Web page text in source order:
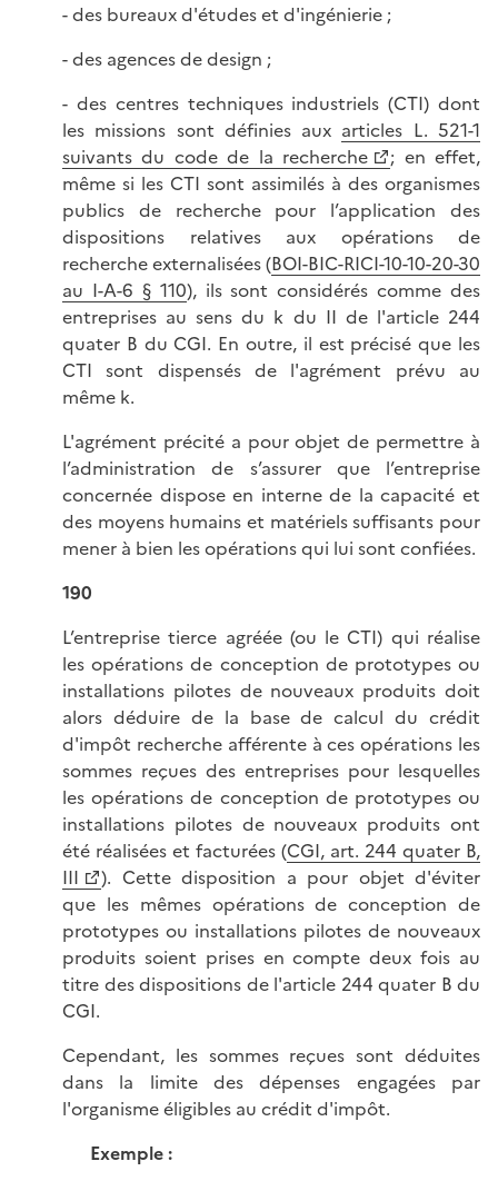
- des bureaux d'études et d'ingénierie ;
- des agences de design ;
- des centres techniques industriels (CTI) dont
les missions sont définies aux articles L. 521-1
suivants du code de la recherche
; en effet,
même si les CTI sont assimilés à des organismes
publics de recherche pour l’application des
dispositions relatives aux opérations de
recherche externalisées (BOI-BIC-RICI-10-10-20-30
au I-A-6 § 110), ils sont considérés comme des
entreprises au sens du k du II de l'article 244
quater B du CGI. En outre, il est précisé que les
CTI sont dispensés de l'agrément prévu au
même k.
L'agrément précité a pour objet de permettre à
l’administration de s’assurer que l’entreprise
concernée dispose en interne de la capacité et
des moyens humains et matériels suffisants pour
mener à bien les opérations qui lui sont confiées.
190
L’entreprise tierce agréée (ou le CTI) qui réalise
les opérations de conception de prototypes ou
installations pilotes de nouveaux produits doit
alors déduire de la base de calcul du crédit
d'impôt recherche afférente à ces opérations les
sommes reçues des entreprises pour lesquelles
les opérations de conception de prototypes ou
installations pilotes de nouveaux produits ont
été réalisées et facturées (CGI, art. 244 quater B,
III
). Cette disposition a pour objet d'éviter
que les mêmes opérations de conception de
prototypes ou installations pilotes de nouveaux
produits soient prises en compte deux fois au
titre des dispositions de l'article 244 quater B du
CGI.
Cependant, les sommes reçues sont déduites
dans la limite des dépenses engagées par
l'organisme éligibles au crédit d'impôt.
Exemple :